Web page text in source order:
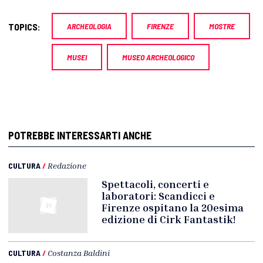
TOPICS: ARCHEOLOGIA FIRENZE MOSTRE
MUSEI MUSEO ARCHEOLOGICO
POTREBBE INTERESSARTI ANCHE
CULTURA/ Redazione
Spettacoli, concerti e
laboratori: Scandicci e
Firenze ospitano la 20esima
edizione di Cirk Fantastik!
CULTURA/ Costanza Baldini